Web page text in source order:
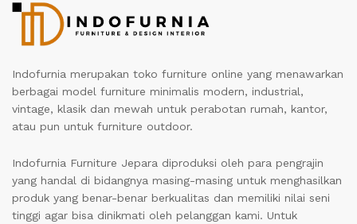
Indofurnia merupakan toko furniture online yang menawarkan
berbagai model furniture minimalis modern, industrial,
vintage, klasik dan mewah untuk perabotan rumah, kantor,
atau pun untuk furniture outdoor.
Indofurnia Furniture Jepara diproduksi oleh para pengrajin
yang handal di bidangnya masing-masing untuk menghasilkan
produk yang benar-benar berkualitas dan memiliki nilai seni
tinggi agar bisa dinikmati oleh pelanggan kami. Untuk